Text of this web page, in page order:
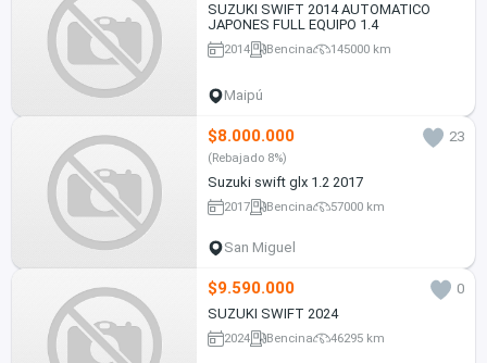
SUZUKI SWIFT 2014 AUTOMATICO
JAPONES FULL EQUIPO 1.4
2014 Bencina 145000 km
Maipú
$8.000.000 23
(Rebajado 8%)
Suzuki swift glx 1.2 2017
2017 Bencina 57000 km
San Miguel
$9.590.000
0
SUZUKI SWIFT 2024
2024 Bencina 46295 km